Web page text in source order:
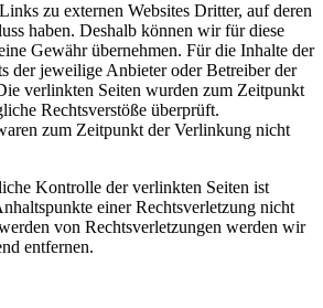
zu externen Websites Dritter, auf deren
haben. Deshalb können wir für diese
Gewähr übernehmen. Für die Inhalte der
der jeweilige Anbieter oder Betreiber der
verlinkten Seiten wurden zum Zeitpunkt
Rechtsverstöße überprüft.
zum Zeitpunkt der Verlinkung nicht
Kontrolle der verlinkten Seiten ist
einer Rechtsverletzung nicht
von Rechtsverletzungen werden wir
entfernen.